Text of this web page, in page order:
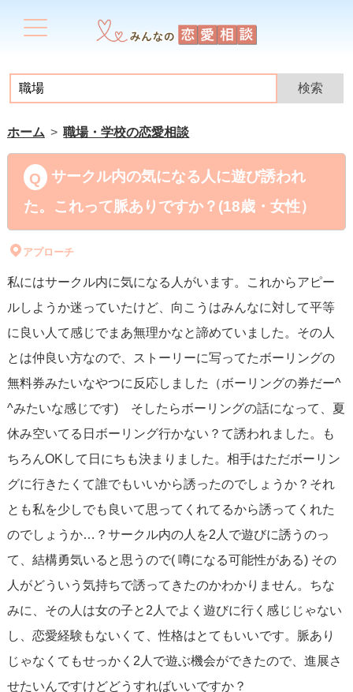
ホーム 職場・学校の恋愛相談
サークル内の気になる人に遊び誘われ
た。これって脈ありですか？(18歳・女性）
アプローチ
私にはサークル内に気になる人がいます。これからアピー
ルしようか迷っていたけど、向こうはみんなに対して平等
に良い人て感じでまあ無理かなと諦めていました。その人
とは仲良い方なので、ストーリーに写ってたボーリングの
無料券みたいなやつに反応しました（ボーリングの券だー^
^みたいな感じです) そしたらボーリングの話になって、夏
休み空いてる日ボーリング行かない？て誘われました。も
ちろんOKして日にちも決まりました。相手はただボーリン
グに行きたくて誰でもいいから誘ったのでしょうか？それ
とも私を少しでも良いて思ってくれてるから誘ってくれた
のでしょうか…？サークル内の人を2人で遊びに誘うのっ
て、結構勇気いると思うので( 噂になる可能性がある) その
人がどういう気持ちで誘ってきたのかわかりません。ちな
みに、その人は女の子と2人でよく遊びに行く感じじゃない
し、恋愛経験もないくて、性格はとてもいいです。脈あり
じゃなくてもせっかく2人で遊ぶ機会ができたので、進展さ
せたいんですけどどうすればいいですか？